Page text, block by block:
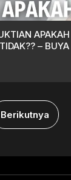
ARRAZY
Berikutnya